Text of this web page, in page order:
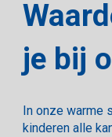
je bij
In onze warme
kinderen alle